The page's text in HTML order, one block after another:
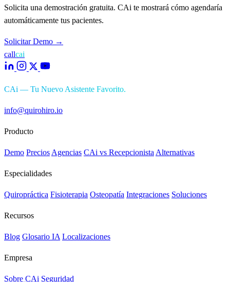
Solicita una demostración gratuita. CAi te mostrará cómo agendaría
automáticamente tus pacientes.
Solicitar Demo →
callcai
CAi — Tu Nuevo Asistente Favorito.
info@quirohiro.io
Producto
Demo PreciosAgencias CAi vs RecepcionistaAlternativas
Especialidades
Quiropráctica Fisioterapia Osteopatía Integraciones Soluciones
Recursos
Blog Glosario IA Localizaciones
Empresa
Sobre CAi Seguridad